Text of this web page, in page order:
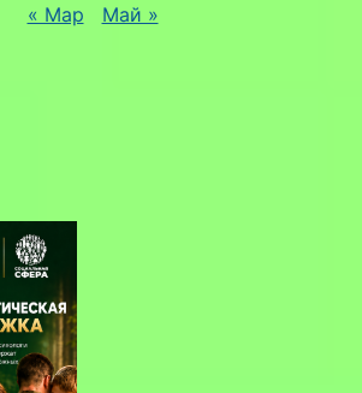
« Мар Май »